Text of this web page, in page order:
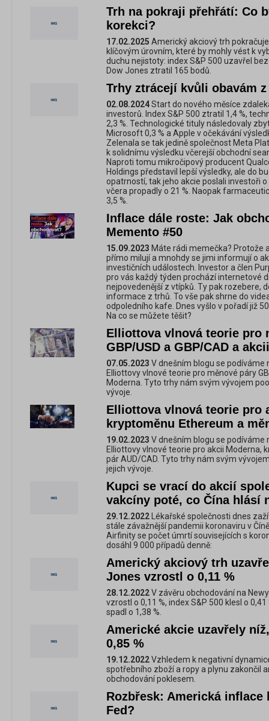
Trh na pokraji přehřátí: Co
korekci?
17.02.2025 Americký akciový trh
klíčovým úrovním, které by mohly vést k
duchu nejistoty: index S&P 500 uzavřel
Dow Jones ztratil 165 bodů.
Trhy ztrácejí kvůli obavám z
02.08.2024Start do nového měsíce
investorů. Index S&P 500 ztratil 1,4 %,
2,3 %. Technologické tituly následovaly
Microsoft 0,3 % a Apple v očekávání
Zelenala se tak jedině společnost Meta
k solidnímu výsledku včerejší obchodní
Naproti tomu mikročipový producent
Holdings představil lepší výsledky, ale do
opatrností, tak jeho akcie poslali investoři
včera propadly o 21 %. Naopak
3,5 %.
Inflace dále roste: Jak
Memento #50
15.09.2023 Máte rádi memečka? Protože
přímo milují a mnohdy se jimi informují o
investičních událostech. Investor a člen
pro vás každý týden prochází internetové
nejpovedenější z vtípků. Ty pak rozebere,
informace z trhů. To vše pak shrne do
odpoledního kafe. Dnes vyšlo v pořadí již
Na co se můžete těšit?
Elliottova vlnová teorie pro
GBP/USD a GBP/CAD a
07.05.2023 V dnešním blogu se podíváme
Elliottovy vlnové teorie pro měnové páry
Moderna. Tyto trhy nám svým vývojem
vývoje.
Elliottova vlnová teorie pro
kryptoměnu Ethereum a
19.02.2023 V dnešním blogu se podíváme
Elliottovy vlnové teorie pro akcii Moderna,
pár AUD/CAD. Tyto trhy nám svým
jejich vývoje.
Kupci se vrací do akcií
vakcíny poté, co Čína hlásí
29.12.2022 Lékařské společnosti dnes
stále závažnější pandemii koronaviru v
Airfinity se počet úmrtí souvisejících s
dosáhl 9 000 případů denně:
Americký akciový trh
Jones vzrostl o 0,11 %
28.12.2022V závěru obchodování na
vzrostl o 0,11 %, index S&P 500 klesl o
spadl o 1,38 %.
Americké akcie uzavřely
0,85 %
19.12.2022Vzhledem k negativní
spotřebního zboží a ropy a plynu zakončil
obchodování poklesem.
Rozbřesk: Americká
Fed?